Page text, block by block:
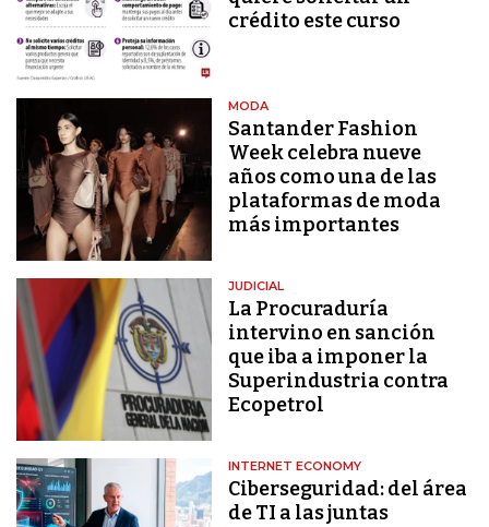
crédito este curso
MODA
Santander Fashion
Week celebra nueve
años como una de las
plataformas de moda
más importantes
JUDICIAL
La Procuraduría
intervino en sanción
que iba a imponer la
Superindustria contra
Ecopetrol
INTERNET ECONOMY
Ciberseguridad: del área
de TI a las juntas